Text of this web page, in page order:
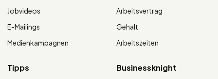
Jobvideos
E-Mailings
Medienkampagnen
Arbeitsvertrag
Gehalt
Arbeitszeiten
Tipps Businessknight